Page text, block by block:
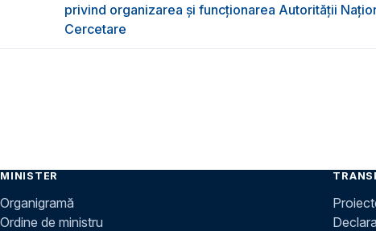
privind organizarea şi funcţionarea Autorităţii
Cercetare
MINISTER
Organigramă
Ordine de ministru